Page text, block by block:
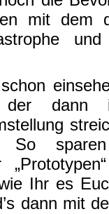
mit dem
dann
So
Ihr es
dann mit